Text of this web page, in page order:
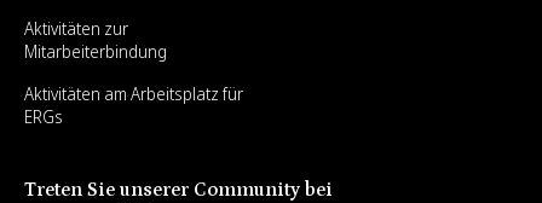
Aktivitäten zur
Mitarbeiterbindung
Aktivitäten am Arbeitsplatz für
ERGs
Treten Sie unserer Community bei